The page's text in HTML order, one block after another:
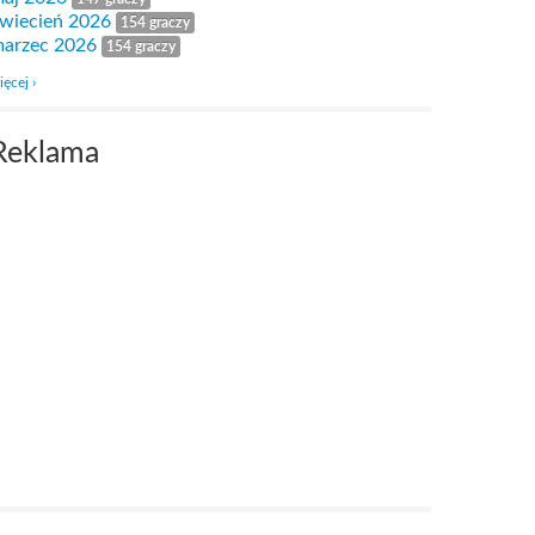
2026 154 graczy
2026 154 graczy
›